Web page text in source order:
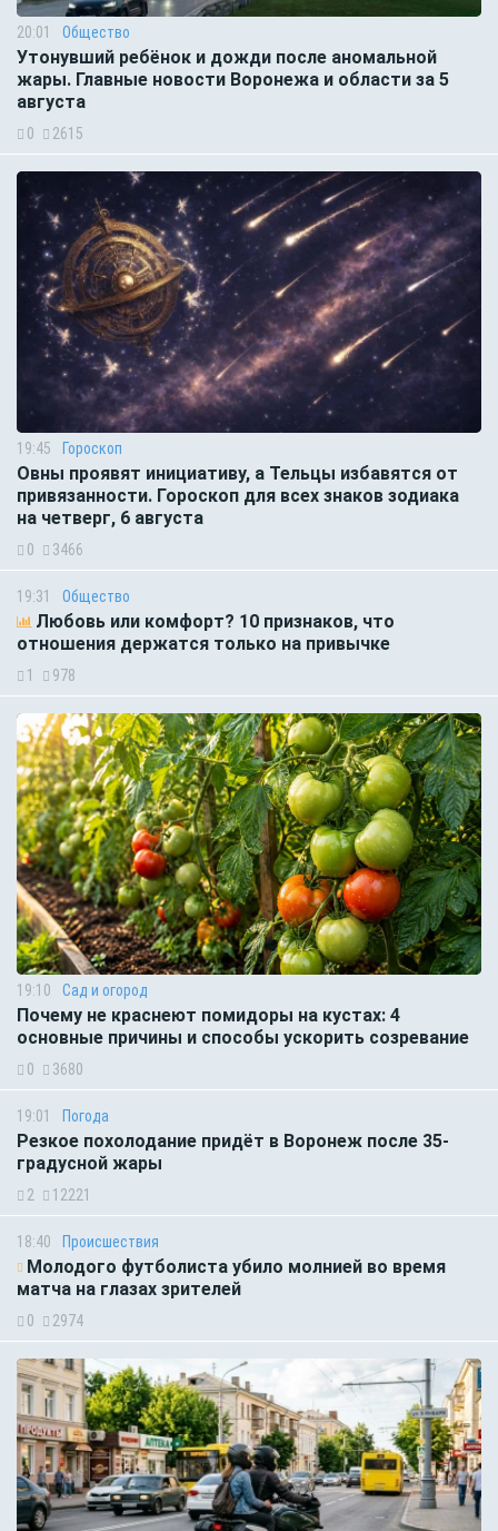
20:01 Общество
Утонувший ребёнок и дожди после аномальной
жары. Главные новости Воронежа и области за 5
августа
0 2615
19:45 Гороскоп
Овны проявят инициативу, а Тельцы избавятся от
привязанности. Гороскоп для всех знаков зодиака
на четверг, 6 августа
0 3466
19:31 Общество
Любовь или комфорт? 10 признаков, что
отношения держатся только на привычке
1 978
19:10 Сад и огород
Почему не краснеют помидоры на кустах: 4
основные причины и способы ускорить созревание
0 3680
19:01 Погода
Резкое похолодание придёт в Воронеж после 35-
градусной жары
2 12221
18:40 Происшествия
Молодого футболиста убило молнией во время
матча на глазах зрителей
0 2974